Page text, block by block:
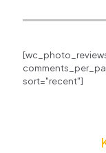
sort="recent"]